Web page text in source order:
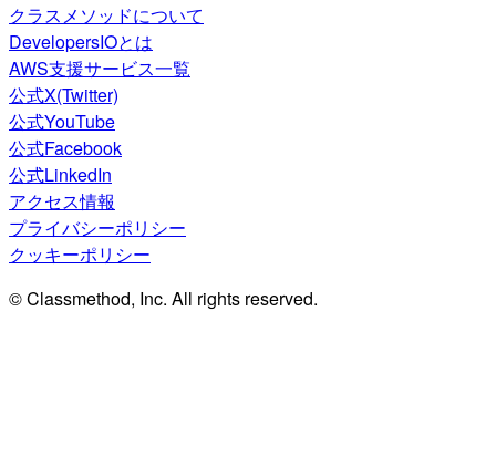
クラスメソッドについて
DevelopersIOとは
AWS支援サービス一覧
公式X(Twitter)
公式YouTube
公式Facebook
公式LinkedIn
アクセス情報
プライバシーポリシー
クッキーポリシー
© Classmethod, Inc. All rights reserved.